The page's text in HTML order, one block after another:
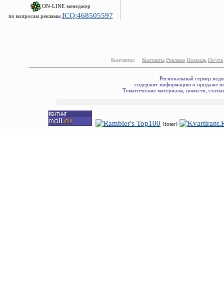
ON-LINE менеджер
по вопросам рекламы ICQ:468505597
Контакты: Контакты Реклама Помощь Почта
Региональный сервер
содержит информацию о продаже
Тематические материалы, новости,
{foter}